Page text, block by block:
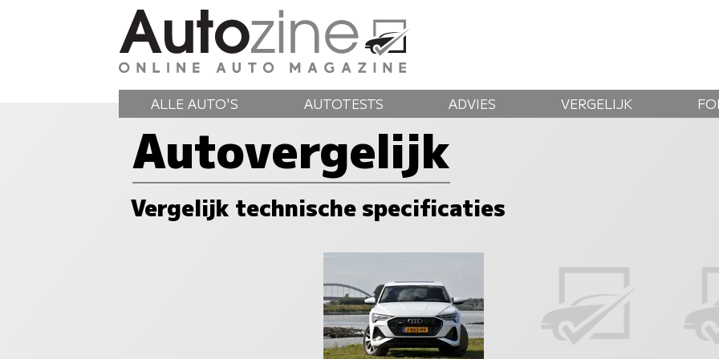
ALLE AUTO'S AUTOTESTS ADVIES VERGELIJK
Autovergelijk
Vergelijk technische specificaties